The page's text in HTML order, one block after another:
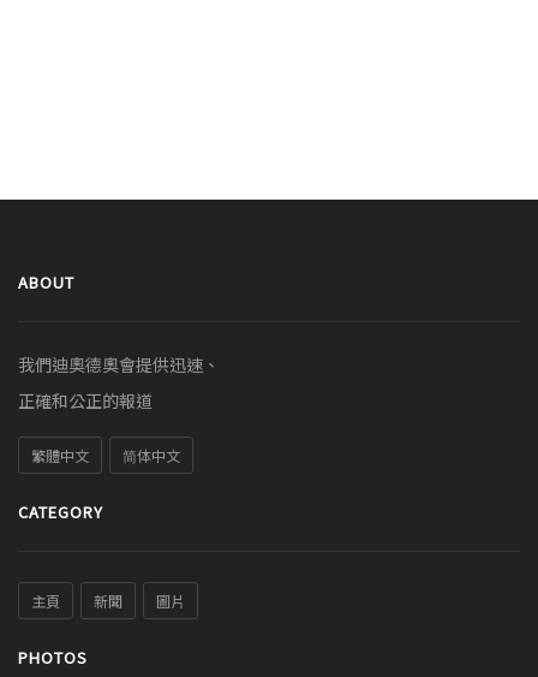
ABOUT
我們迪奧德奧會提供迅速、
正確和公正的報道
繁體中文 简体中文
CATEGORY
主頁 新聞 圖片
PHOTOS